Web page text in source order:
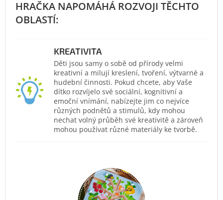
KREATIVITA
Děti jsou samy o sobě od přírody velmi
kreativní a milují kreslení, tvoření, výtvarné a
hudební činnosti. Pokud chcete, aby Vaše
dítko rozvíjelo své sociální, kognitivní a
emoční vnímání, nabízejte jim co nejvíce
různých podnětů a stimulů, kdy mohou
nechat volný průběh své kreativitě a zároveň
mohou používat různé materiály ke tvorbě.